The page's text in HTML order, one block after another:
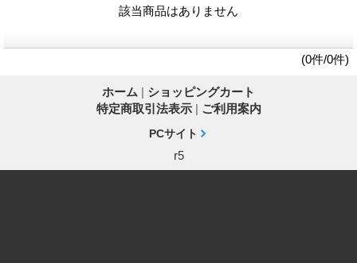
該当商品はありません
(0件/0件)
ホーム | ショッピングカート
特定商取引法表示 | ご利用案内
PCサイト
r5